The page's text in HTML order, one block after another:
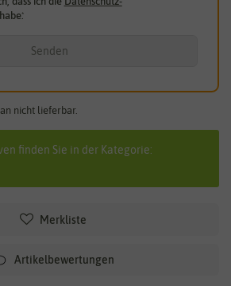
*
Senden
nicht lieferbar.
finden Sie in der Kategorie:
Merkliste
Artikelbewertungen